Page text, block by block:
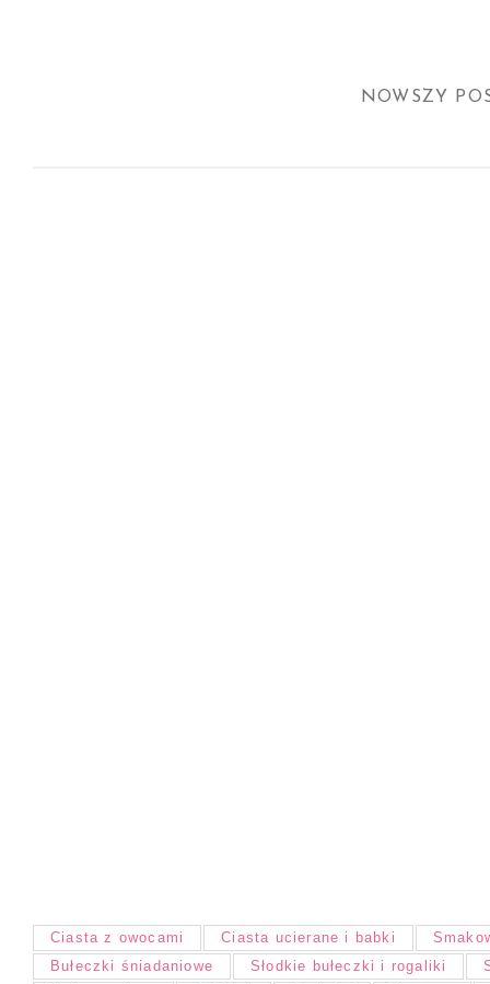
NOWSZY
Ciasta z owocami Ciasta ucierane i babki
Bułeczki śniadaniowe
Słodkie bułeczki i rogaliki